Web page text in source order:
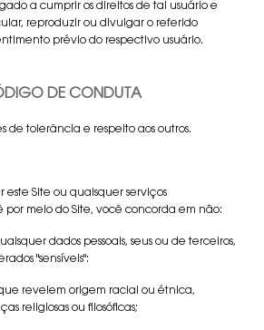
a cumprir os direitos de tal usuário e
reproduzir ou divulgar o referido
prévio do respectivo usuário.
DE CONDUTA
de tolerância e respeito aos outros.
este Site ou quaisquer serviços
por meio do Site, você concorda em não:
dados pessoais, seus ou de terceiros,
"sensíveis":
revelem origem racial ou étnica,
religiosas ou filosóficas;